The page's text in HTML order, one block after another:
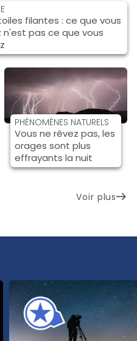
filantes : ce que vous
n'est pas ce que vous
PHÉNOMÈNES NATURELS
Vous ne rêvez pas, les
orages sont plus
effrayants la nuit
Voir plus